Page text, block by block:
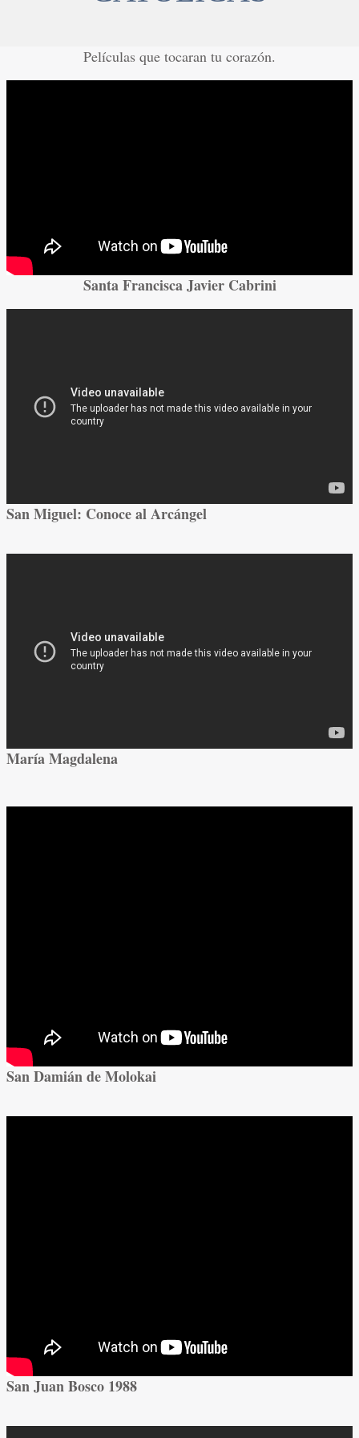
Películas que tocaran tu corazón.
Santa Francisca Javier Cabrini
San Miguel: Conoce al Arcángel
María Magdalena
San Damián de Molokai
San Juan Bosco 1988